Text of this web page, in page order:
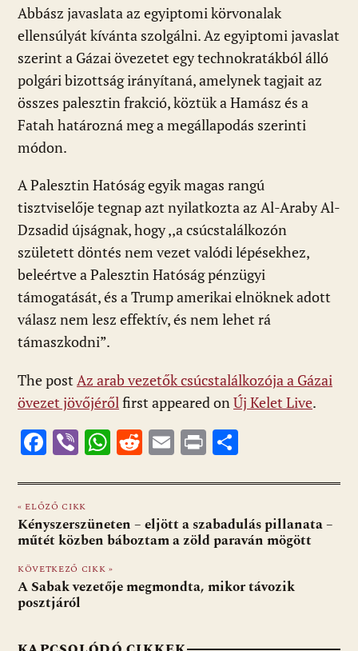
Abbász javaslata az egyiptomi körvonalak
ellensúlyát kívánta szolgálni. Az egyiptomi javaslat
szerint a Gázai övezetet egy technokratákból álló
polgári bizottság irányítaná, amelynek tagjait az
összes palesztin frakció, köztük a Hamász és a
Fatah határozná meg a megállapodás szerinti
módon.
A Palesztin Hatóság egyik magas rangú
tisztviselője tegnap azt nyilatkozta az Al-Araby Al-
Dzsadid újságnak, hogy ,,a csúcstalálkozón
született döntés nem vezet valódi lépésekhez,
beleértve a Palesztin Hatóság pénzügyi
támogatását, és a Trump amerikai elnöknek adott
válasz nem lesz effektív, és nem lehet rá
támaszkodni”.
The post Az arab vezetők csúcstalálkozója a Gázai
övezet jövőjéről first appeared on Új Kelet Live.
F
e
b
o
o
k
Vi
er
W
at
s
A
p
p
R
d
di
t
E
ai
l
Pr
t za
m
e
« ELŐZŐ CIKK
Kényszerszüneten – eljött a szabadulás pillanata –
műtét közben báboztam a zöld paraván mögött
KÖVETKEZŐ CIKK »
A Sabak vezetője megmondta, mikor távozik
posztjáról